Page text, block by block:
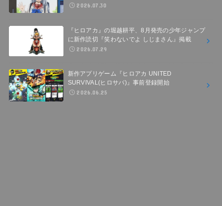
2026.07.30
『ヒロアカ』の堀越耕平、8月発売の少年ジャンプ
に新作読切『笑わないでよ しじまさん』掲載
2026.07.29
新作アプリゲーム『ヒロアカ UNITED
SURVIVAL(ヒロサバ)』事前登録開始
2026.06.25